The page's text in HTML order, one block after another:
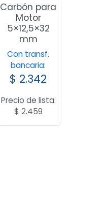
Carbón para
Motor
5×12,5×32
mm
Con transf.
bancaria:
$ 2.342
Precio de lista:
$ 2.459